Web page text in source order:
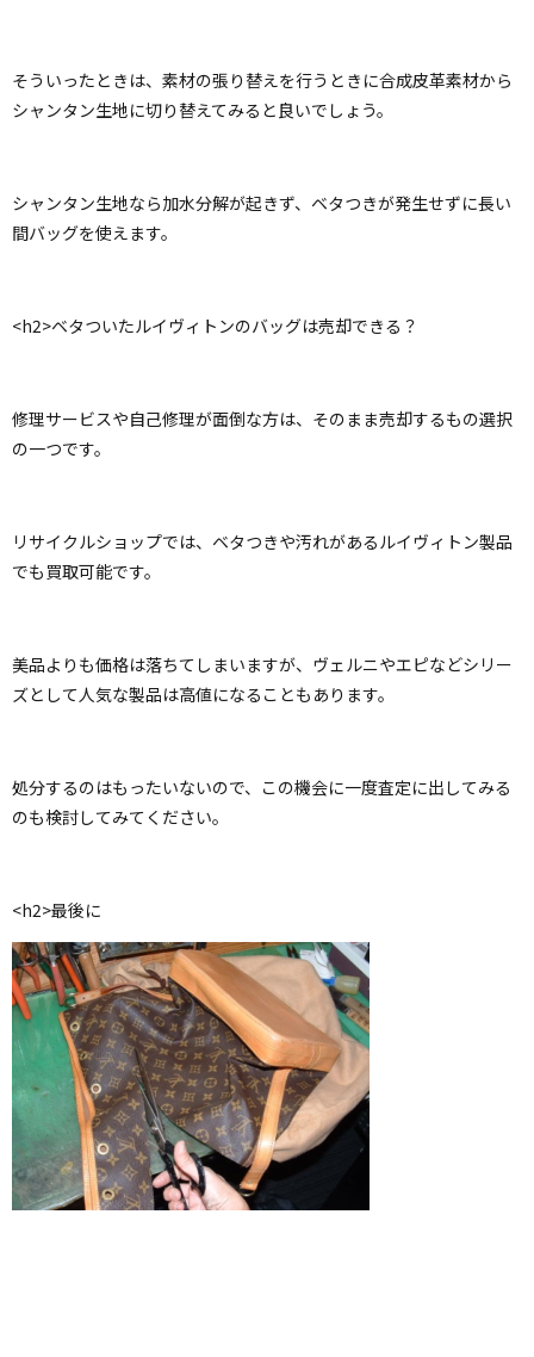
そういったときは、素材の張り替えを行うときに合成皮革素材から
シャンタン生地に切り替えてみると良いでしょう。
シャンタン生地なら加水分解が起きず、ベタつきが発生せずに長い
間バッグを使えます。
<h2>ベタついたルイヴィトンのバッグは売却できる？
修理サービスや自己修理が面倒な方は、そのまま売却するもの選択
の一つです。
リサイクルショップでは、ベタつきや汚れがあるルイヴィトン製品
でも買取可能です。
美品よりも価格は落ちてしまいますが、ヴェルニやエピなどシリー
ズとして人気な製品は高値になることもあります。
処分するのはもったいないので、この機会に一度査定に出してみる
のも検討してみてください。
<h2>最後に